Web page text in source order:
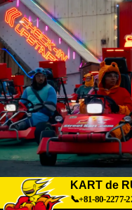
KART de
📞+81-80-2277-